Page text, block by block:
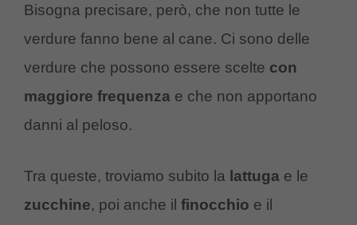
Bisogna precisare, però, che non tutte le
verdure fanno bene al cane. Ci sono delle
verdure che possono essere scelte con
maggiore frequenza e che non apportano
danni al peloso.
Tra queste, troviamo subito la lattuga e le
zucchine, poi anche il finocchio e il